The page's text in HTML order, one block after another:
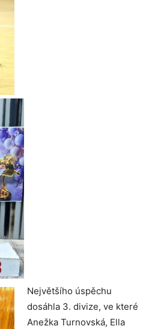
Největšího úspěchu
dosáhla 3. divize, ve které
Anežka Turnovská, Ella